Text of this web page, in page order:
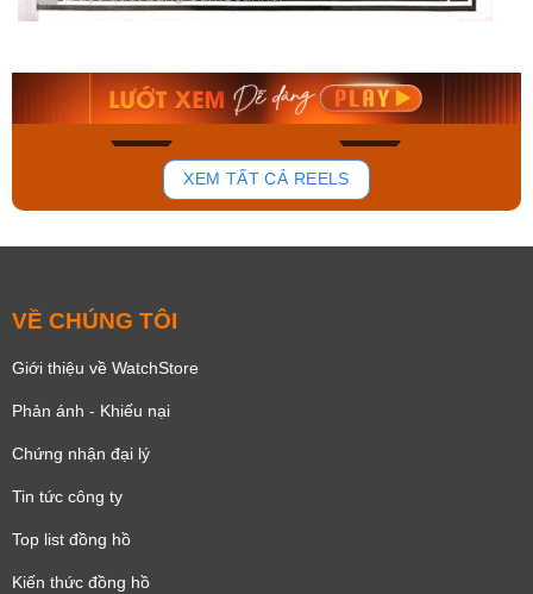
181
Orient Nam RA-
Mua ngay
Casio Nam MTS-
Mua ngay
XEM TẤT CẢ REELS
VỀ CHÚNG TÔI
Giới thiệu về WatchStore
Phản ánh - Khiếu nại
Chứng nhận đại lý
Tin tức công ty
Top list đồng hồ
Kiến thức đồng hồ